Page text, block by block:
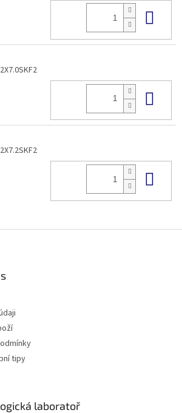
tipy
laboratoř